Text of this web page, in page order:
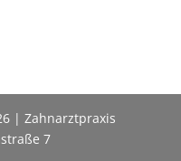
| Zahnarztpraxis
7